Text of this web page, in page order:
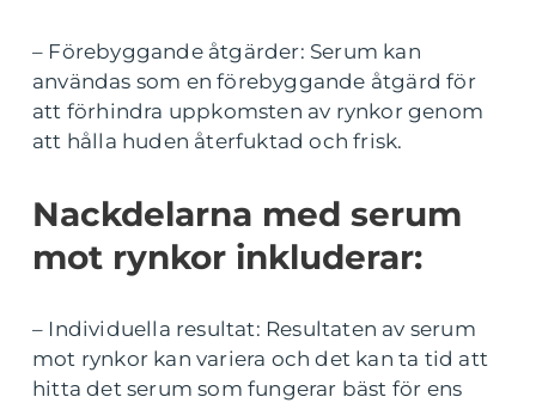
– Förebyggande åtgärder: Serum kan
användas som en förebyggande åtgärd för
att förhindra uppkomsten av rynkor genom
att hålla huden återfuktad och frisk.
Nackdelarna med serum
mot rynkor inkluderar:
– Individuella resultat: Resultaten av serum
mot rynkor kan variera och det kan ta tid att
hitta det serum som fungerar bäst för ens